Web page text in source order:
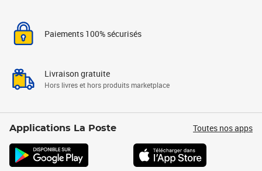
Paiements 100% sécurisés
Livraison gratuite
Hors livres et hors produits marketplace
Applications La Poste Toutes nos apps